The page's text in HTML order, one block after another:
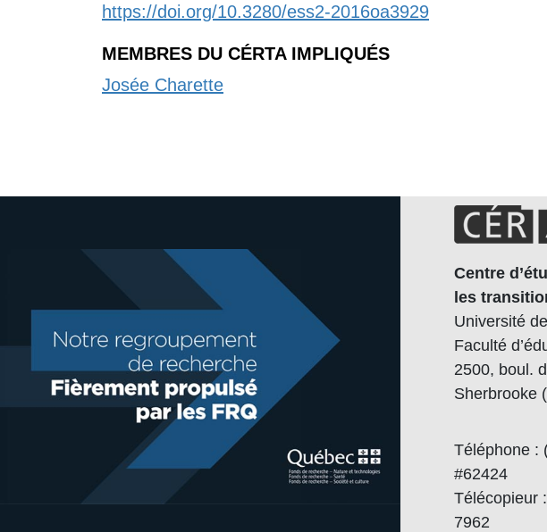
https://doi.org/10.3280/ess2-2016oa3929
MEMBRES DU CÉRTA IMPLIQUÉS
Josée Charette
Centre
les
Université
Faculté
2500, boul.
Sherbrooke
Téléphone :
#62424
Télécopieur
7962